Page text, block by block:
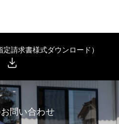
定請求書様式ダウンロード）
問い合わせ